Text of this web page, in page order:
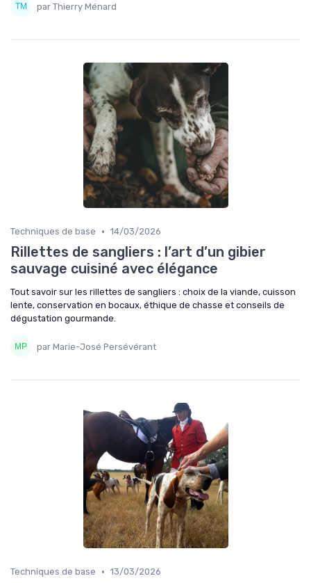
par Thierry Ménard
Techniques de base • 14/03/2026
Rillettes de sangliers : l’art d’un gibier
sauvage cuisiné avec élégance
Tout savoir sur les rillettes de sangliers : choix de la viande, cuisson
lente, conservation en bocaux, éthique de chasse et conseils de
dégustation gourmande.
par Marie-José Persévérant
Techniques de base • 13/03/2026